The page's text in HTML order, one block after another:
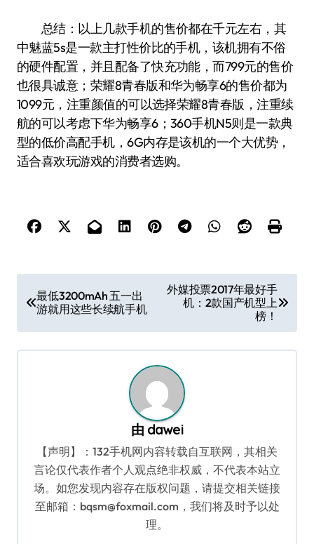
总结：以上几款手机的售价都在千元左右，其
中魅蓝5s是一款主打性价比的手机，该机拥有不俗
的硬件配置，并且配备了快充功能，而799元的售价
也很具诚意；荣耀8青春版和华为畅享6的售价都为
1099元，注重颜值的可以选择荣耀8青春版，注重续
航的可以考虑下华为畅享6；360手机N5则是一款典
型的低价高配手机，6G内存是该机的一个大优势，
适合喜欢玩游戏的消费者选购。
章
导
航
最低3200mAh 五一出
游就用这些长续航手机
外媒投票2017年最好手
机：2款国产机型上
榜！
由 dawei
【声明】：132手机网内容转载自互联网，其相关
言论仅代表作者个人观点绝非权威，不代表本站立
场。如您发现内容存在版权问题，请提交相关链接
至邮箱：bqsm@foxmail.com，我们将及时予以处
理。